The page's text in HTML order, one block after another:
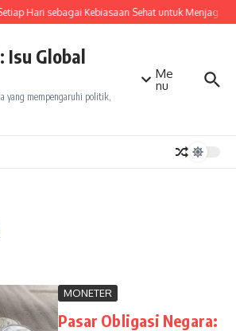
Hari sebagai Kebiasaan Sehat untuk Menjaga
Isu Global
yang mempengaruhi politik,
Me
nu
MONETER
Pasar Obligasi Negara: